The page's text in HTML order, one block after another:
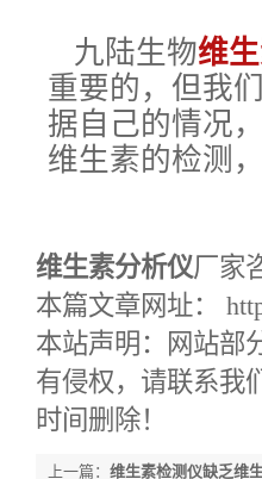
九陆生物维
重要的，但我
据自己的情况
维生素的检测
维生素分析仪厂家
本篇文章网址：
本站声明：网站部
有侵权，请联系我
时间删除！
上一篇： 维生素检测仪缺乏维